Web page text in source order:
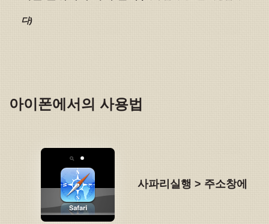
다)
아이폰에서의 사용법
사파리실행 > 주소창에